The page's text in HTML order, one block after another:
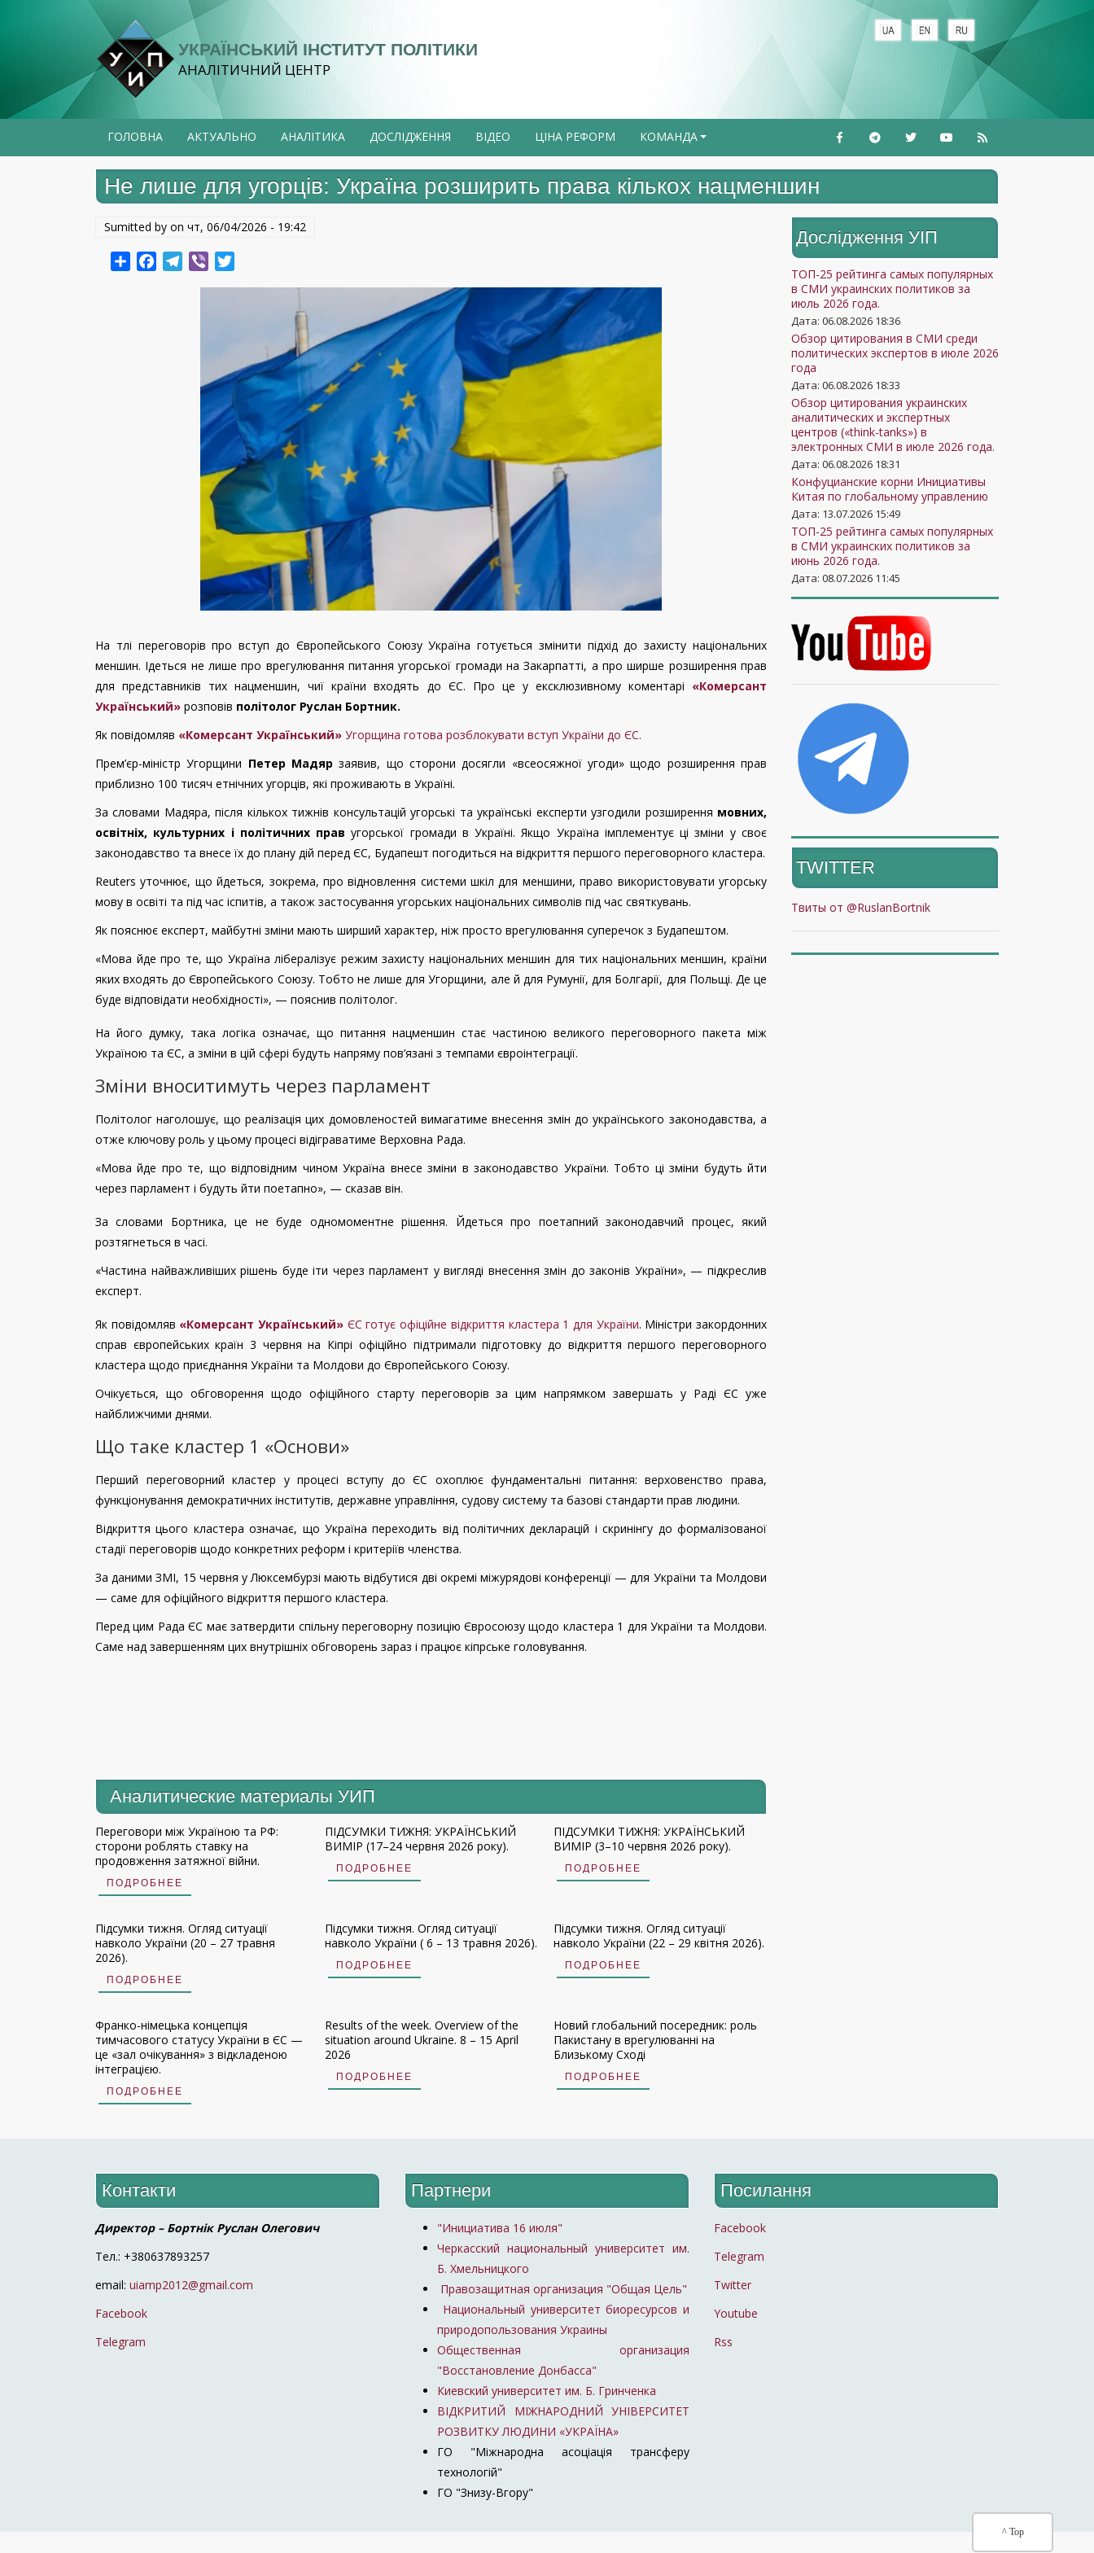
УКРАЇНСЬКИЙ ІНСТИТУТ ПОЛІТИКИ
АНАЛІТИЧНИЙ ЦЕНТР
ГОЛОВНА АКТУАЛЬНО АНАЛІТИКА ДОСЛІДЖЕННЯ ВІДЕО ЦІНА РЕФОРМ +
КОМАНДА
Не лише для угорців: Україна розширить права кількох нацменшин
Sumitted by on чт, 06/04/2026 - 19:42
ShareFacebookTelegram
Viber
На тлі переговорів про вступ до Європейського Союзу Україна готується змінити підхід до захисту національних
меншин. Ідеться не лише про врегулювання питання угорської громади на Закарпатті, а про ширше розширення прав
для представників тих нацменшин, чиї країни входять до ЄС. Про це у ексклюзивному коментарі «Комерсант
Український» розповів політолог Руслан Бортник.
Як повідомляв «Комерсант Український» Угорщина готова розблокувати вступ України до ЄС.
Прем’єр-міністр Угорщини Петер Мадяр заявив, що сторони досягли «всеосяжної угоди» щодо розширення прав
приблизно 100 тисяч етнічних угорців, які проживають в Україні.
За словами Мадяра, після кількох тижнів консультацій угорські та українські експерти узгодили розширення мовних,
освітніх, культурних і політичних прав угорської громади в Україні. Якщо Україна імплементує ці зміни у своє
законодавство та внесе їх до плану дій перед ЄС, Будапешт погодиться на відкриття першого переговорного кластера.
Reuters уточнює, що йдеться, зокрема, про відновлення системи шкіл для меншини, право використовувати угорську
мову в освіті та під час іспитів, а також застосування угорських національних символів під час святкувань.
Як пояснює експерт, майбутні зміни мають ширший характер, ніж просто врегулювання суперечок з Будапештом.
«Мова йде про те, що Україна лібералізує режим захисту національних меншин для тих національних меншин, країни
яких входять до Європейського Союзу. Тобто не лише для Угорщини, але й для Румунії, для Болгарії, для Польщі. Де це
буде відповідати необхідності», — пояснив політолог.
На його думку, така логіка означає, що питання нацменшин стає частиною великого переговорного пакета між
Україною та ЄС, а зміни в цій сфері будуть напряму пов’язані з темпами євроінтеграції.
Зміни вноситимуть через парламент
Політолог наголошує, що реалізація цих домовленостей вимагатиме внесення змін до українського законодавства, а
отже ключову роль у цьому процесі відіграватиме Верховна Рада.
«Мова йде про те, що відповідним чином Україна внесе зміни в законодавство України. Тобто ці зміни будуть йти
через парламент і будуть йти поетапно», — сказав він.
За словами Бортника, це не буде одномоментне рішення. Йдеться про поетапний законодавчий процес, який
розтягнеться в часі.
«Частина найважливіших рішень буде іти через парламент у вигляді внесення змін до законів України», — підкреслив
експерт.
Як повідомляв «Комерсант Український» ЄС готує офіційне відкриття кластера 1 для України. Міністри закордонних
справ європейських країн 3 червня на Кіпрі офіційно підтримали підготовку до відкриття першого переговорного
кластера щодо приєднання України та Молдови до Європейського Союзу.
Очікується, що обговорення щодо офіційного старту переговорів за цим напрямком завершать у Раді ЄС уже
найближчими днями.
Що таке кластер 1 «Основи»
Перший переговорний кластер у процесі вступу до ЄС охоплює фундаментальні питання: верховенство права,
функціонування демократичних інститутів, державне управління, судову систему та базові стандарти прав людини.
Відкриття цього кластера означає, що Україна переходить від політичних декларацій і скринінгу до формалізованої
стадії переговорів щодо конкретних реформ і критеріїв членства.
За даними ЗМІ, 15 червня у Люксембурзі мають відбутися дві окремі міжурядові конференції — для України та Молдови
— саме для офіційного відкриття першого кластера.
Перед цим Рада ЄС має затвердити спільну переговорну позицію Євросоюзу щодо кластера 1 для України та Молдови.
Саме над завершенням цих внутрішніх обговорень зараз і працює кіпрське головування.
Аналитические материалы УИП
Переговори між Україною та РФ:
сторони роблять ставку на
продовження затяжної війни.
ПОДРОБНЕЕ
ПІДСУМКИ ТИЖНЯ: УКРАЇНСЬКИЙ
ВИМІР (17–24 червня 2026 року).
ПОДРОБНЕЕ
ПІДСУМКИ ТИЖНЯ: УКРАЇНСЬКИЙ
ВИМІР (3–10 червня 2026 року).
ПОДРОБНЕЕ
Підсумки тижня. Огляд ситуації
навколо України (20 – 27 травня
2026).
ПОДРОБНЕЕ
Підсумки тижня. Огляд ситуації
навколо України ( 6 – 13 травня 2026).
ПОДРОБНЕЕ
Підсумки тижня. Огляд ситуації
навколо України (22 – 29 квітня 2026).
ПОДРОБНЕЕ
Франко-німецька концепція
тимчасового статусу України в ЄС —
це «зал очікування» з відкладеною
інтеграцією.
ПОДРОБНЕЕ
Results of the week. Overview of the
situation around Ukraine. 8 – 15 April
2026
ПОДРОБНЕЕ
Новий глобальний посередник: роль
Пакистану в врегулюванні на
Близькому Сході
ПОДРОБНЕЕ
Дослідження УIП
ТОП-25 рейтинга самых популярных
в СМИ украинских политиков за
июль 2026 года.
Дата: 06.08.2026 18:36
Обзор цитирования в СМИ среди
политических экспертов в июле 2026
года
Дата: 06.08.2026 18:33
Обзор цитирования украинских
аналитических и экспертных
центров («think-tanks») в
электронных СМИ в июле 2026 года.
Дата: 06.08.2026 18:31
Конфуцианские корни Инициативы
Китая по глобальному управлению
Дата: 13.07.2026 15:49
ТОП-25 рейтинга самых популярных
в СМИ украинских политиков за
июнь 2026 года.
Дата: 08.07.2026 11:45
TWITTER
Твиты от @RuslanBortnik
Контакти
Директор – Бортнік Руслан Олегович
Тел.: +380637893257
email: uiamp2012@gmail.com
Facebook
Telegram
Партнери
"Инициатива 16 июля"
Черкасский национальный университет им.
Б. Хмельницкого
Правозащитная организация "Общая Цель"
Национальный университет биоресурсов и
природопользования Украины
Общественная организация
"Восстановление Донбасса"
Киевский университет им. Б. Гринченка
ВІДКРИТИЙ МІЖНАРОДНИЙ УНІВЕРСИТЕТ
РОЗВИТКУ ЛЮДИНИ «УКРАЇНА»
ГО "Міжнародна асоціація трансферу
технологій"
ГО "Знизу-Вгору"
Посилання
Facebook
Telegram
Twitter
Youtube
Rss
^ Top